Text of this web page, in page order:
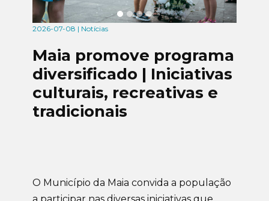
2026-07-08 | Notícias
Maia promove programa
diversificado | Iniciativas
culturais, recreativas e
tradicionais
O Município da Maia convida a população